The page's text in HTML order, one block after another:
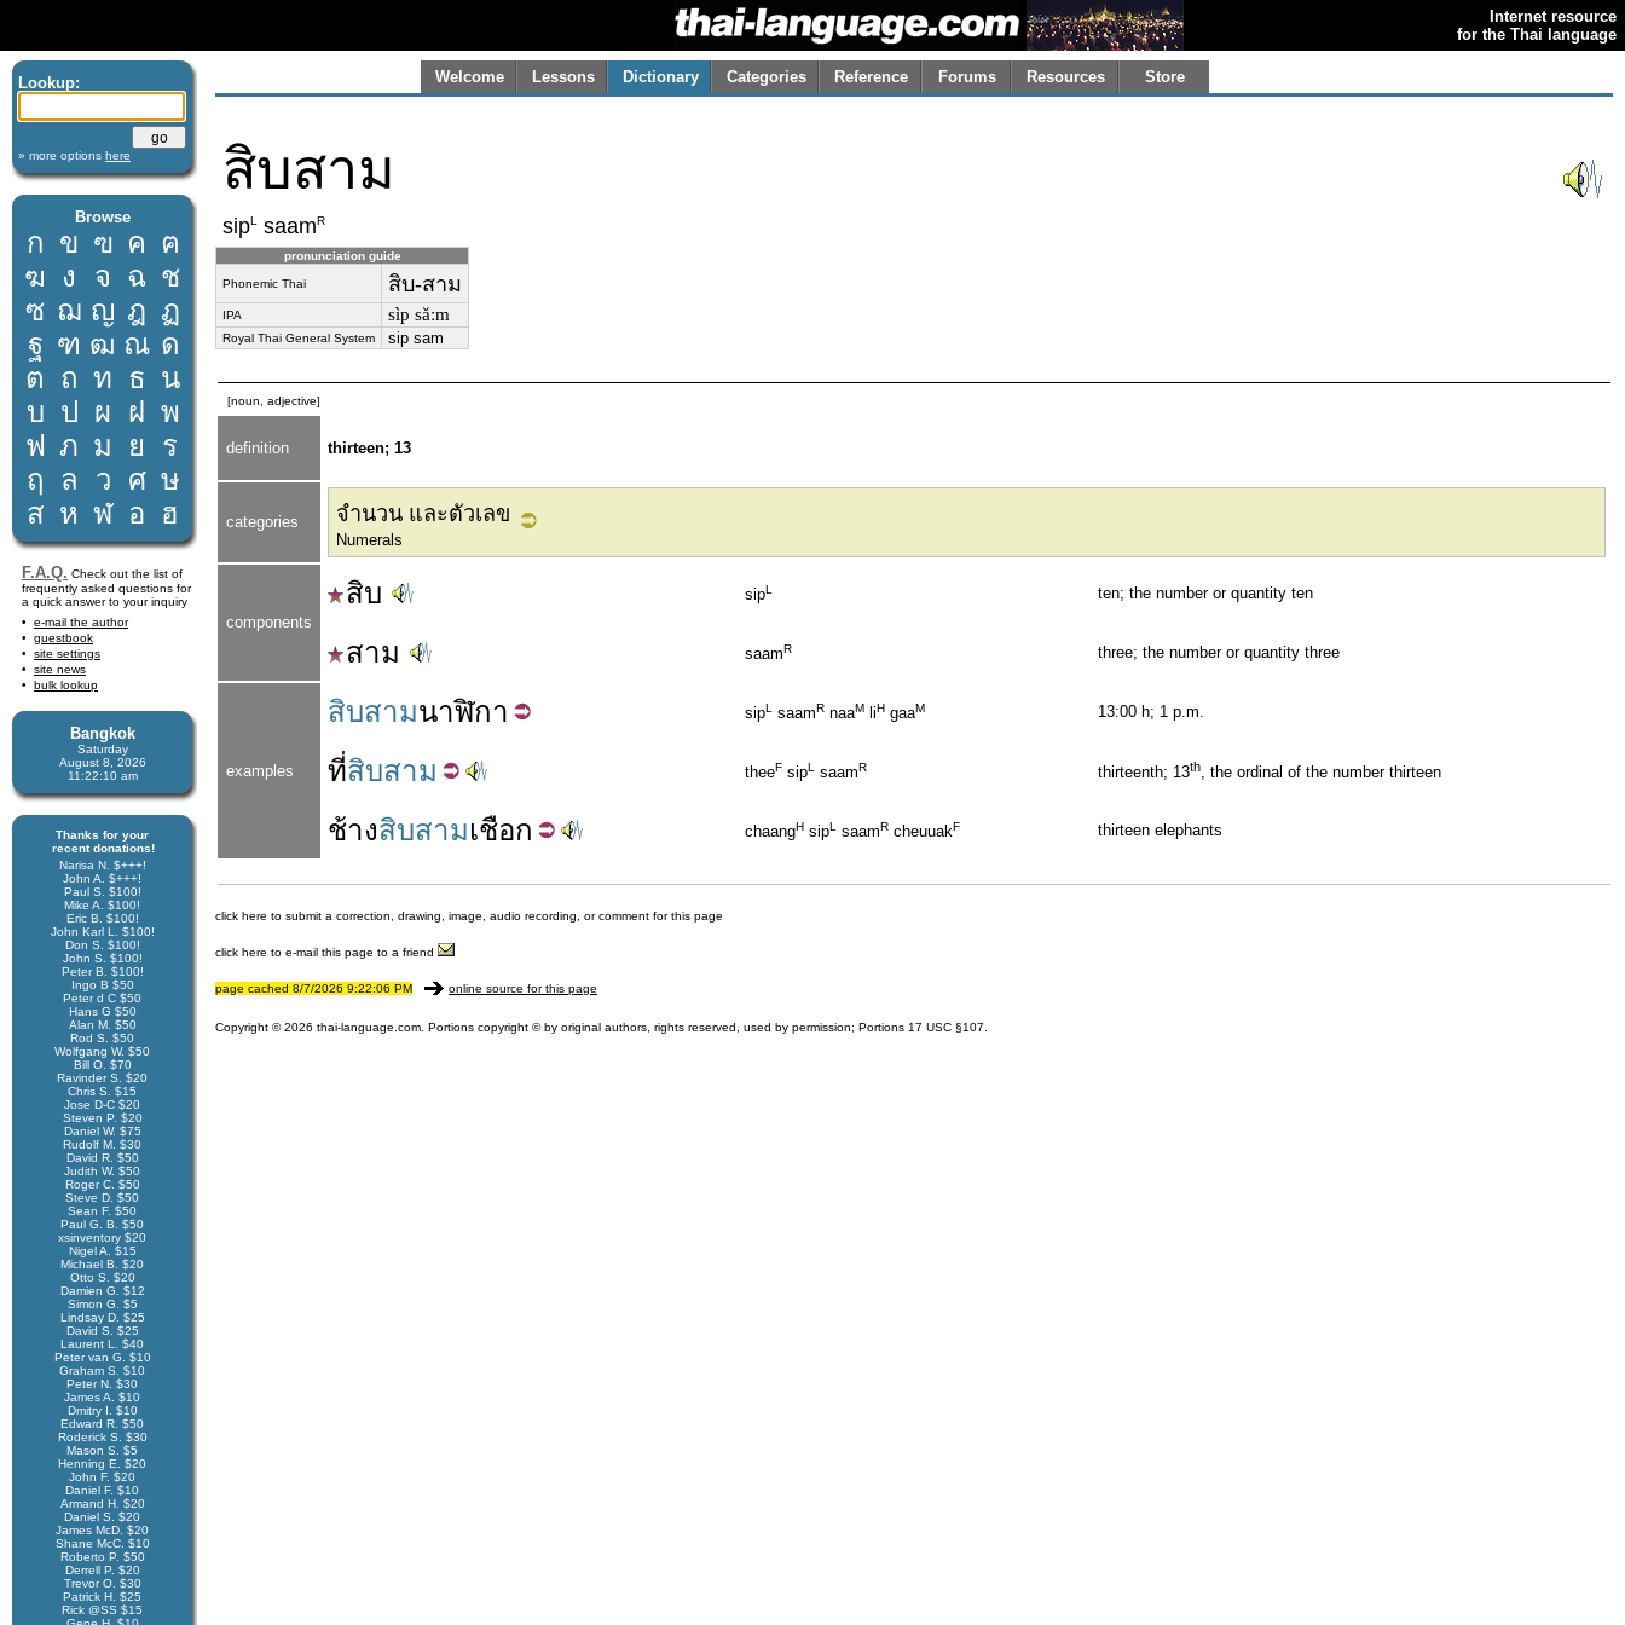
Internet resource
for the Thai language
Lookup:
» more options here
Browse
ก ข ฃ ค ฅ
ฆ ง จ ฉ ช
ซ ฌ ญ ฎ ฏ
ฐ ฑ ฒ ณ ด
ต ถ ท ธ น
บ ป ผ ฝ พ
ฟ ภ ม ย
ร
ฤ
ล ว ศ ษ
ส ห ฬ อ ฮ
F.A.Q. Check out the list of
frequently asked questions for
a quick answer to your inquiry
e-mail the author
guestbook
site settings
site news
bulk lookup
Bangkok
Saturday
August 8, 2026
11:22:10 am
Thanks for your
recent donations!
Narisa N. $+++!
John A. $+++!
Paul S. $100!
Mike A. $100!
Eric B. $100!
John Karl L. $100!
Don S. $100!
John S. $100!
Peter B. $100!
Ingo B $50
Peter d C $50
Hans G $50
Alan M. $50
Rod S. $50
Wolfgang W. $50
Bill O. $70
Ravinder S. $20
Chris S. $15
Jose D-C $20
Steven P. $20
Daniel W. $75
Rudolf M. $30
David R. $50
Judith W. $50
Roger C. $50
Steve D. $50
Sean F. $50
Paul G. B. $50
xsinventory $20
Nigel A. $15
Michael B. $20
Otto S. $20
Damien G. $12
Simon G. $5
Lindsay D. $25
David S. $25
Laurent L. $40
Peter van G. $10
Graham S. $10
Peter N. $30
James A. $10
Dmitry I. $10
Edward R. $50
Roderick S. $30
Mason S. $5
Henning E. $20
John F. $20
Daniel F. $10
Armand H. $20
Daniel S. $20
James McD. $20
Shane McC. $10
Roberto P. $50
Derrell P. $20
Trevor O. $30
Patrick H. $25
Rick @SS $15
Welcome Lessons Dictionary Categories Reference Forums Resources Store
สิบสาม
sipL saamR
pronunciation guide
Phonemic Thai สิบ-สาม
IPA sìp sǎːm
Royal Thai General System sip sam
[noun, adjective]
definition thirteen; 13
categories จำนวน และตัวเลข
Numerals
components
สิบ sipL ten; the number or quantity ten
สาม saamR three; the number or quantity three
examples
สิบสามนาฬิกา sipL saamR naaM liH gaaM 13:00 h; 1 p.m.
ที่สิบสาม theeF sipL saamR thirteenth; 13th, the ordinal of the number thirteen
ช้างสิบสามเชือก chaangH sipL saamR cheuuakF thirteen elephants
click here to submit a correction, drawing, image, audio recording, or comment for this page
click here to e-mail this page to a friend
page cached 8/7/2026 9:22:06 PM online source for this page
Copyright © 2026 thai-language.com. Portions copyright © by original authors, rights reserved, used by permission; Portions 17 USC §107